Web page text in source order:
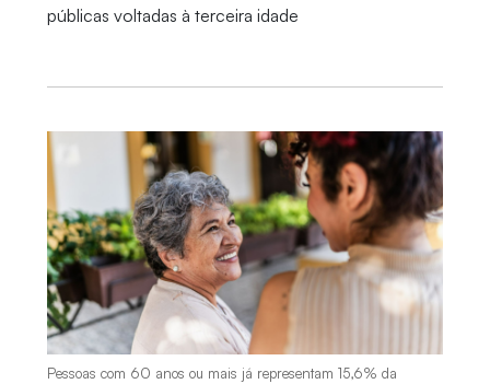
públicas voltadas à terceira idade
Pessoas com 60 anos ou mais já representam 15,6% da